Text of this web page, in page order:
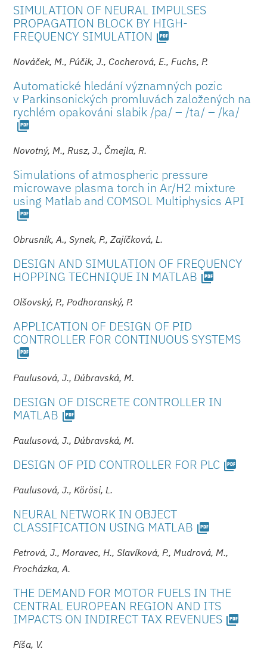
SIMULATION OF NEURAL IMPULSES
PROPAGATION BLOCK BY HIGH-
FREQUENCY SIMULATION picture_as_pdf
Nováček, M., Púčik, J., Cocherová, E., Fuchs, P.
Automatické hledání významných pozic
v Parkinsonických promluvách založených na
rychlém opakováni slabik /pa/ – /ta/ – /ka/
picture_as_pdf
Novotný, M., Rusz, J., Čmejla, R.
Simulations of atmospheric pressure
microwave plasma torch in Ar/H2 mixture
using Matlab and COMSOL Multiphysics API
picture_as_pdf
Obrusník, A., Synek, P., Zajíčková, L.
DESIGN AND SIMULATION OF FREQUENCY
HOPPING TECHNIQUE IN MATLAB picture_as_pdf
Olšovský, P., Podhoranský, P.
APPLICATION OF DESIGN OF PID
CONTROLLER FOR CONTINUOUS SYSTEMS
picture_as_pdf
Paulusová, J., Dúbravská, M.
DESIGN OF DISCRETE CONTROLLER IN
MATLAB picture_as_pdf
Paulusová, J., Dúbravská, M.
DESIGN OF PID CONTROLLER FOR PLC picture_as_pdf
Paulusová, J., Körösi, L.
NEURAL NETWORK IN OBJECT
CLASSIFICATION USING MATLAB picture_as_pdf
Petrová, J., Moravec, H., Slavíková, P., Mudrová, M.,
Procházka, A.
THE DEMAND FOR MOTOR FUELS IN THE
CENTRAL EUROPEAN REGION AND ITS
IMPACTS ON INDIRECT TAX REVENUES picture_as_pdf
Píša, V.